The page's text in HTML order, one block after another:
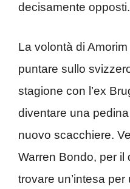
decisamente opposti.
La volontà di
puntare sullo
stagione con l’ex
diventare una
nuovo scacchiere.
Warren Bondo, per il
trovare un’intesa